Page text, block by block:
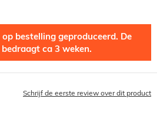
bestelling geproduceerd. De
ca 3 weken.
Schrijf de eerste review over dit product